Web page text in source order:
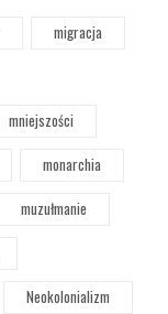
migracja
mniejszości
monarchia
muzułmanie
Neokolonializm